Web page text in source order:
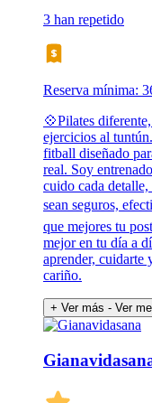
3 han repetido
Reserva mínima:
💠Pilates
ejercicios al
fitball diseñado
real. Soy
cuido cada
sean seguros,
que mejores tu
mejor en tu día a
aprender, cuidarte
cariño.
+ Ver más - Ver